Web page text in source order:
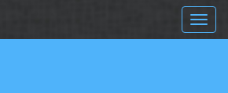
Toggle